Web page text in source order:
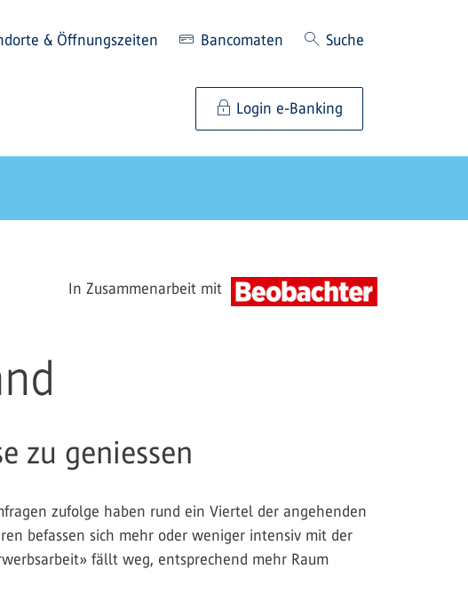
& Öffnungszeiten Bancomaten Suche
Login e-Banking
In Zusammenarbeit mit
zu geniessen
zufolge haben rund ein Viertel der angehenden
befassen sich mehr oder weniger intensiv mit der
fällt weg, entsprechend mehr Raum